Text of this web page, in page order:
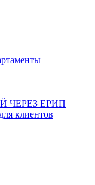
ЧЕРЕЗ ЕРИП
клиентов